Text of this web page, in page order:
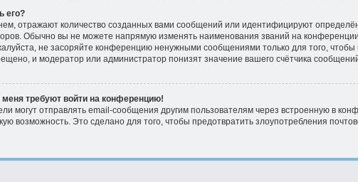
его?
отражают количество созданных вами сообщений или идентифицируют
Обычно вы не можете напрямую изменять наименования званий на
не засоряйте конференцию ненужными сообщениями только для того, чтобы
и модератор или администратор понизят значение вашего счётчика
требуют войти на конференцию!
могут отправлять email-сообщения другим пользователям через встроенную в
возможность. Это сделано для того, чтобы предотвратить злоупотребления